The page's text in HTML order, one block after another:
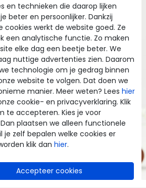
Wolky
Zavalla HV Gobi brown
€ 229,95
€ 114,98
Beschikbare maten
38 41
en technieken die daarop lijken
beter en persoonlijker. Dankzij
cookies werkt de website goed. Ze
een analytische functie. Zo maken
elke dag een beetje beter. We
nuttige advertenties zien. Daarom
technologie om je gedrag binnen
website te volgen. Dat doen we
manier. Meer weten? Lees hier
cookie- en privacyverklaring. Klik
te accepteren. Kies je voor
plaatsen we alleen functionele
je zelf bepalen welke cookies er
klik dan hier.